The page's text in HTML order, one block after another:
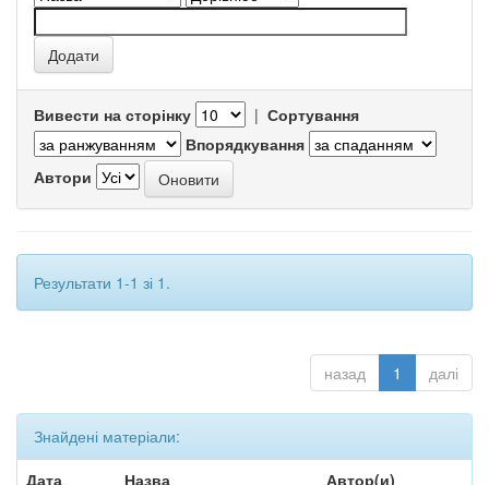
Вивести на сторінку | Сортування
Впорядкування
Автори
Результати 1-1 зі 1.
назад 1 далі
Знайдені матеріали:
Дата
Назва Автор(и)